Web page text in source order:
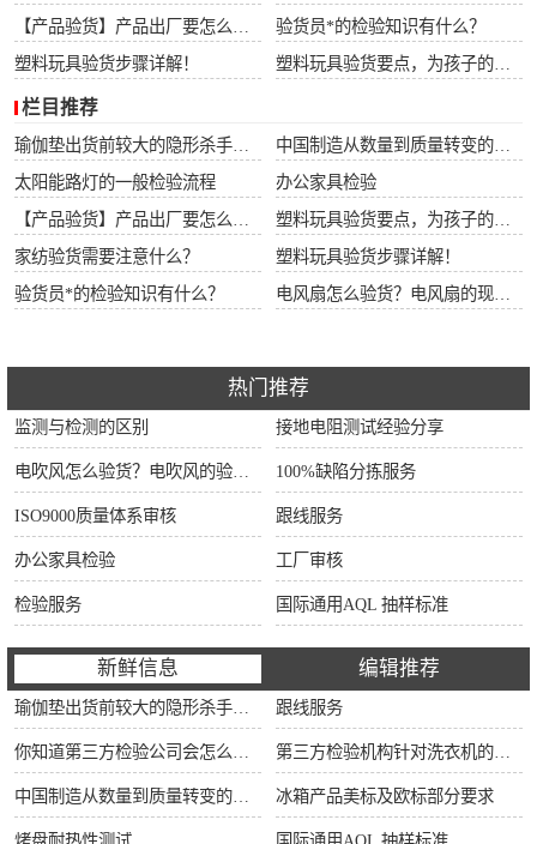
验货员*的检验知识有什么？
塑料玩具验货步骤详解！
栏目推荐
太阳能路灯的一般检验流程
办公家具检验
家纺验货需要注意什么？
塑料玩具验货步骤详解！
验货员*的检验知识有什么？
热门推荐
监测与检测的区别 接地电阻测试经验分享
100%缺陷分拣服务
ISO9000质量体系审核 跟线服务
办公家具检验 工厂审核
检验服务 国际通用AQL 抽样标准
新鲜信息 编辑推荐
跟线服务
冰箱产品美标及欧标部分要求